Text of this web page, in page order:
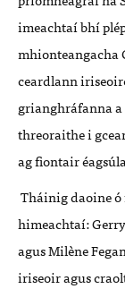
imeachtaíbhíplé
mhionteangacha
ceardlann
grianghráfanna
threoraithe i
ag fiontairéagsú
Tháinig daoineó
himeachtaí:
agus Milène
iriseoir agus